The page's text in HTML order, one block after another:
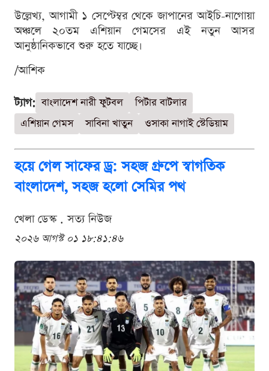
উল্লেখ্য, আগামী ১ সেপ্টেম্বর থেকে জাপানের আইচি-নাগোয়া
অঞ্চলে ২০তম এশিয়ান গেমসের এই নতুন আসর
আনুষ্ঠানিকভাবে শুরু হতে যাচ্ছে।
/আশিক
ট্যাগ: বাংলাদেশ নারী ফুটবল
পিটার বাটলার
এশিয়ান গেমস
সাবিনা খাতুন ওসাকা নাগাই স্টেডিয়াম
হয়ে গেল সাফের ড্র: সহজ গ্রুপে স্বাগতিক
বাংলাদেশ, সহজ হলো সেমির পথ
খেলা ডেস্ক . সত্য নিউজ
২০২৬ আগস্ট ০১ ১৮:৪১:৪৬